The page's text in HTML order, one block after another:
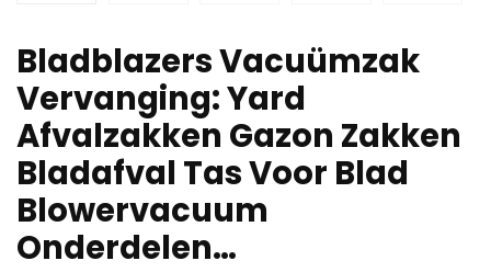
Bladblazers Vacuümzak
Vervanging: Yard
Afvalzakken Gazon Zakken
Bladafval Tas Voor Blad
Blowervacuum
Onderdelen…